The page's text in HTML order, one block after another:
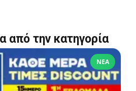
από την κατηγορία
ΝΈΑ